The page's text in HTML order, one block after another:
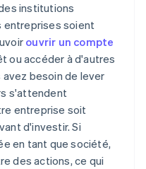
institutions
entreprises soient
ouvrir un compte
ou accéder à d'autres
besoin de lever
s'attendent
entreprise soit
d'investir. Si
en tant que société,
des actions, ce qui